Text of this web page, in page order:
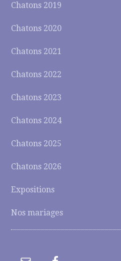
Chatons 2019
Chatons 2020
Chatons 2021
Chatons 2022
Chatons 2023
Chatons 2024
Chatons 2025
Chatons 2026
Expositions
Nos mariages